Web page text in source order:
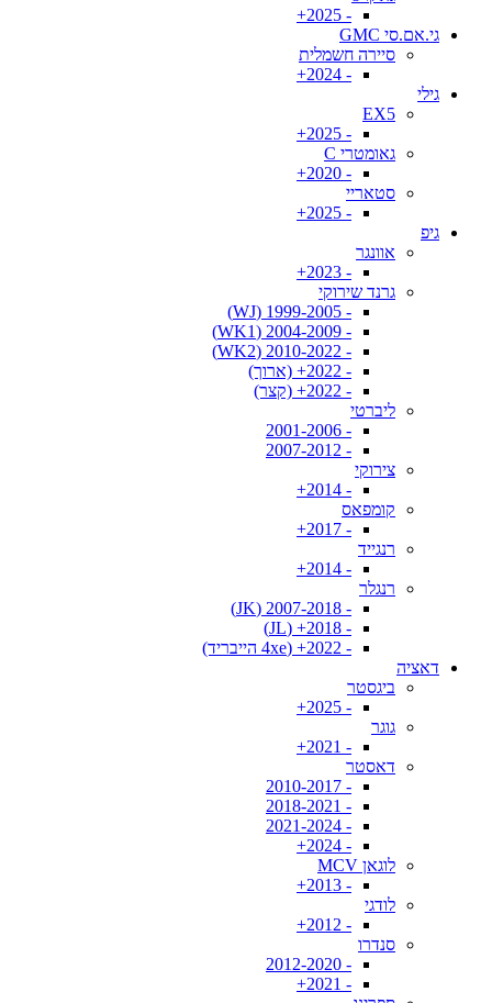
- 2025+
גי.אם.סי GMC
סיירה חשמלית
- 2024+
גילי
EX5
- 2025+
גאומטרי C
- 2020+
סטאריי
- 2025+
גיפ
אוונגר
- 2023+
גרנד שירוקי
- 1999-2005 (WJ)
- 2004-2009 (WK1)
- 2010-2022 (WK2)
- 2022+ (ארוך)
- 2022+ (קצר)
ליברטי
- 2001-2006
- 2007-2012
צירוקי
- 2014+
קומפאס
- 2017+
רנגייד
- 2014+
רנגלר
- 2007-2018 (JK)
- 2018+ (JL)
- 2022+ (4xe הייבריד)
דאציה
ביגסטר
- 2025+
גוגר
- 2021+
דאסטר
- 2010-2017
- 2018-2021
- 2021-2024
- 2024+
לוגאן MCV
- 2013+
לודגי
- 2012+
סנדרו
- 2012-2020
- 2021+